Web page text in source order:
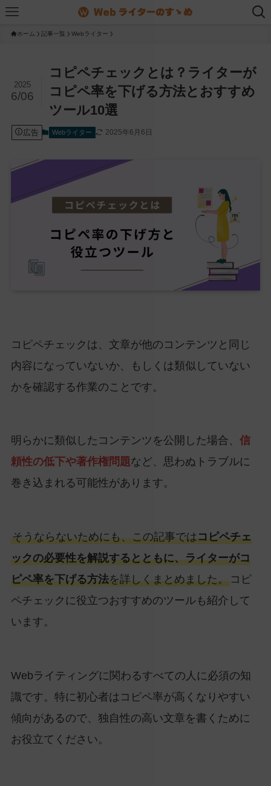
ホーム 記事一覧 Webライター
コピペチェックとは？ライターが
コピペ率を下げる方法とおすすめ
ツール10選
2025
6/06
広告 Webライター 2025年6月6日
コピペチェックは、文章が他のコンテンツと同じ
内容になっていないか、もしくは類似していない
かを確認する作業のことです。
明らかに類似したコンテンツを公開した場合、 信
頼性の低下や著作権問題など、思わぬトラブルに
巻き込まれる可能性があります。
そうならないためにも、この記事ではコピペチェ
ックの必要性を解説するとともに、ライターがコ
ピペ率を下げる方法を詳しくまとめました。コピ
ペチェックに役立つおすすめのツールも紹介して
います。
Webライティングに関わるすべての人に必須の知
識です。特に初心者はコピペ率が高くなりやすい
傾向があるので、独自性の高い文章を書くために
お役立てください。